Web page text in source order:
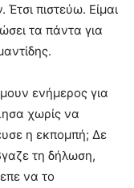
πιστεύω. Είμαι
τα πάντα για
ενήμερος για
χωρίς να
η εκπομπή; Δε
τη δήλωση,
να το